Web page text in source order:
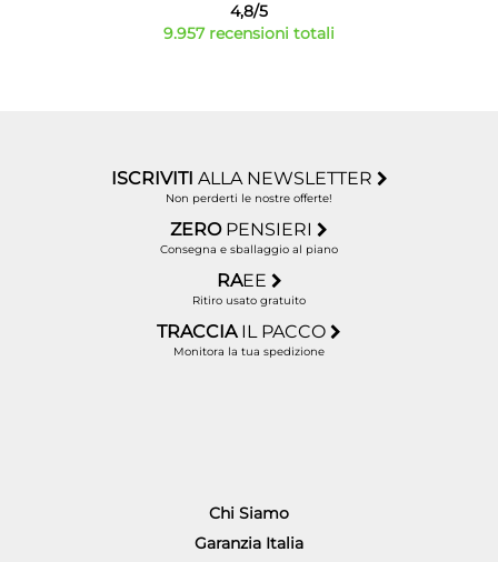
4,8/5
9.957 recensioni totali
ISCRIVITI ALLA NEWSLETTER
Non perderti le nostre offerte!
ZERO PENSIERI
Consegna e sballaggio al piano
RAEE
Ritiro usato gratuito
TRACCIA IL PACCO
Monitora la tua spedizione
Chi Siamo
Garanzia Italia